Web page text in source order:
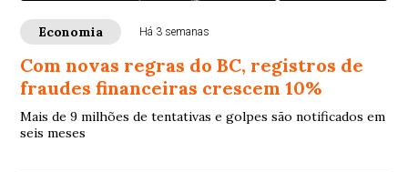
Economia Há 3 semanas
Com novas regras do BC, registros de
fraudes financeiras crescem 10%
Mais de 9 milhões de tentativas e golpes são notificados em
seis meses